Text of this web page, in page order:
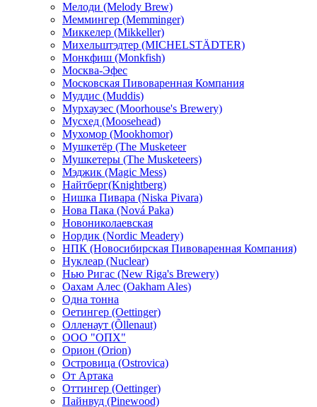
Мелоди (Melody Brew)
Меммингер (Memminger)
Миккелер (Mikkeller)
Михельштэдтер (MICHELSTÄDTER)
Монкфиш (Monkfish)
Москва-Эфес
Московская Пивоваренная Компания
Муддис (Muddis)
Мурхаузес (Moorhouse's Brewery)
Мусхед (Moosehead)
Мухомор (Mookhomor)
Мушкетёр (The Musketeer
Мушкетеры (The Musketeers)
Мэджик (Magic Mess)
Найтберг(Knightberg)
Нишка Пивара (Niska Pivara)
Нова Пака (Nová Paka)
Новониколаевская
Нордик (Nordic Meadery)
НПК (Новосибирская Пивоваренная Компания)
Нуклеар (Nuclear)
Нью Ригас (New Riga's Brewery)
Оахам Алес (Oakham Ales)
Одна тонна
Оетингер (Oettinger)
Олленаут (Õllenaut)
ООО "ОПХ"
Орион (Orion)
Островица (Ostrovica)
От Артака
Оттингер (Oettinger)
Пайнвуд (Pinewood)